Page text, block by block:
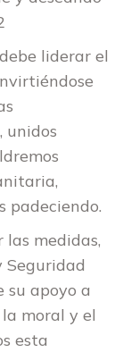
liderar el
unidos
padeciendo.
las medidas,
Seguridad
su apoyo a
moral y el
esta